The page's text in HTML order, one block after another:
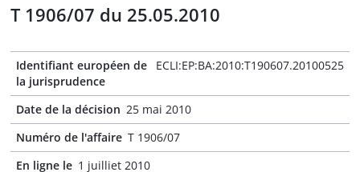
T 1906/07 du 25.05.2010
Identifiant européen de
la jurisprudence
ECLI:EP:BA:2010:T190607.20100525
Date de la décision 25 mai 2010
Numéro de l'affaire T 1906/07
En ligne le 1 juilliet 2010